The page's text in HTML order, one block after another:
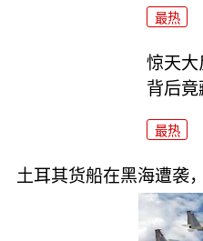
最热
惊天大
背后竟
最热
土耳其货船在黑海遭袭